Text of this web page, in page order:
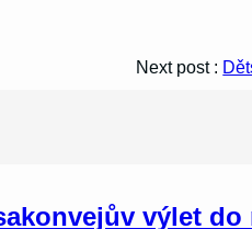
Next post :
výlet do